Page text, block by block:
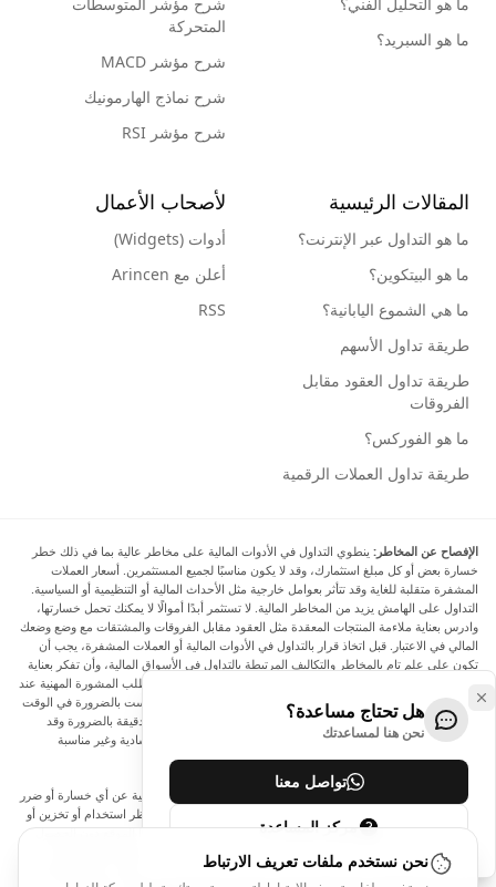
ما هو السبريد؟
المتحركة
شرح مؤشر MACD
شرح نماذج الهارمونيك
شرح مؤشر RSI
المقالات الرئيسية
ما هو التداول عبر الإنترنت؟
ما هو البيتكوين؟
ما هي الشموع اليابانية؟
طريقة تداول الأسهم
طريقة تداول العقود مقابل
الفروقات
ما هو الفوركس؟
طريقة تداول العملات الرقمية
لأصحاب الأعمال
أدوات (Widgets)
أعلن مع Arincen
RSS
الإفصاح عن المخاطر: ينطوي التداول في الأدوات المالية على مخاطر عالية بما في ذلك خطر
خسارة بعض أو كل مبلغ استثمارك، وقد لا يكون مناسبًا لجميع المستثمرين. أسعار العملات
المشفرة متقلبة للغاية وقد تتأثر بعوامل خارجية مثل الأحداث المالية أو التنظيمية أو السياسية.
التداول على الهامش يزيد من المخاطر المالية. لا تستثمر أبدًا أموالًا لا يمكنك تحمل خسارتها،
وادرس بعناية ملاءمة المنتجات المعقدة مثل العقود مقابل الفروقات والمشتقات مع وضع وضعك
المالي في الاعتبار. قبل اتخاذ قرار بالتداول في الأدوات المالية أو العملات المشفرة، يجب أن
تكون على علم تام بالمخاطر والتكاليف المرتبطة بالتداول في الأسواق المالية، وأن تفكر بعناية
في أهدافك الاستثمارية ومستوى خبرتك ورغبتك في المخاطرة، وأن تطلب المشورة المهنية عند
الحاجة. تود Arincen أن تذكرك بأن البيانات الواردة في هذا الموقع ليست بالضرورة في الوقت
الفعلي وليست دقيقة. البيانات والأسعار الموجودة على الموقع ليست دقيقة بالضرورة وقد
تختلف عن السعر الفعلي في أي سوق معينة، مما يعني أن الأسعار إرشادية وغير مناسبة
لأغراض التداول.
لن يتحمل Arincen وأي مزود للبيانات الواردة في هذا الموقع المسؤولية عن أي خسارة أو ضرر
نتيجة لتداولك، أو اعتمادك على المعلومات الواردة في هذا الموقع. يحظر استخدام أو تخزين أو
إعادة إنتاج أو عرض أو تعديل أو نقل أو توزيع البيانات الموجودة في هذا الموقع دون الحصول
على إذن كتابي صريح مسبق من Arincen و/أو مزود البيانات. جميع حقوق الملكية الفكرية
محفوظة من قبل مقدمي الخدمة و/أو البورصة التي تقدم البيانات الواردة في هذا الموقع. قد
هل تحتاج مساعدة؟
نحن هنا لمساعدتك
تواصل معنا
مركز المساعدة
نحن نستخدم ملفات تعريف الارتباط